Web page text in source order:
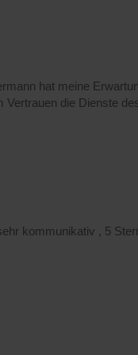
hat meine
die Dienste
kommunikativ , 5